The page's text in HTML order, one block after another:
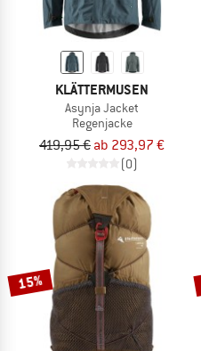
KLÄTTERMUSEN
Asynja Jacket
Regenjacke
419,95 € ab 293,97 €
(0)
15%